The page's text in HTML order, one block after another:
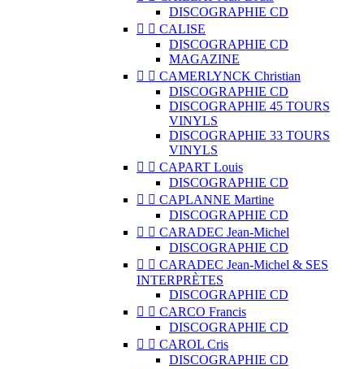
DISCOGRAPHIE CD
  CALISE
DISCOGRAPHIE CD
MAGAZINE
  CAMERLYNCK Christian
DISCOGRAPHIE CD
DISCOGRAPHIE 45 TOURS
VINYLS
DISCOGRAPHIE 33 TOURS
VINYLS
  CAPART Louis
DISCOGRAPHIE CD
  CAPLANNE Martine
DISCOGRAPHIE CD
  CARADEC Jean-Michel
DISCOGRAPHIE CD
  CARADEC Jean-Michel & SES
INTERPRÈTES
DISCOGRAPHIE CD
  CARCO Francis
DISCOGRAPHIE CD
  CAROL Cris
DISCOGRAPHIE CD